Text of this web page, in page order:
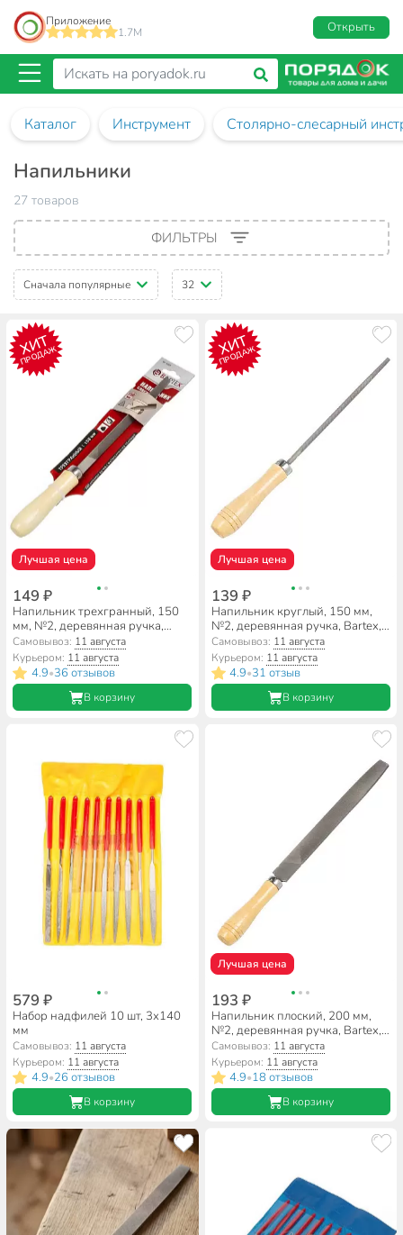
Приложение
1.7M
Открыть
Каталог Инструмент Столярно-слесарный
Напильники
27 товаров
ФИЛЬТРЫ
Сначала популярные 32
ХИТ
ПРОДАЖ
Лучшая цена
149 ₽
Напильник трехгранный, 150
мм, №2, деревянная ручка,
Bartex, 12025
Самовывоз: 11 августа
Курьером: 11 августа
4.9•36 отзывов
В корзину
ХИТ
ПРОДАЖ
Лучшая цена
139 ₽
Напильник круглый, 150 мм,
№2, деревянная ручка, Bartex,
12008
Самовывоз: 11 августа
Курьером: 11 августа
4.9•31 отзыв
В корзину
579 ₽
Набор надфилей 10 шт, 3х140
мм
Самовывоз: 11 августа
Курьером: 11 августа
4.9•26 отзывов
В корзину
Лучшая цена
193 ₽
Напильник плоский, 200 мм,
№2, деревянная ручка, Bartex,
12019
Самовывоз: 11 августа
Курьером: 11 августа
4.9•18 отзывов
В корзину